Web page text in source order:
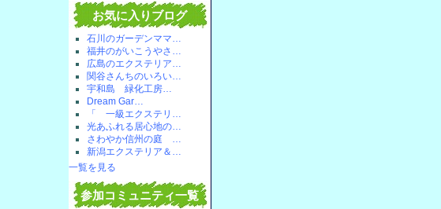
お気に入りブログ
石川のガーデンママ…
福井のがいこうやさ…
広島のエクステリア…
関谷さんちのいろい…
宇和島 緑化工房…
Dream Gar…
「 一級エクステリ…
光あふれる居心地の…
さわやか信州の庭 …
新潟エクステリア＆…
一覧を見る
参加コミュニティ一覧